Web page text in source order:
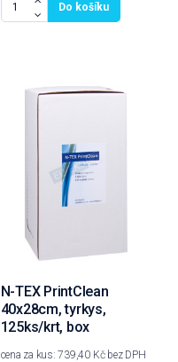
Do košíku
N-TEX PrintClean
40x28cm, tyrkys,
125ks/krt, box
cena za kus: 739,40 Kč bez DPH